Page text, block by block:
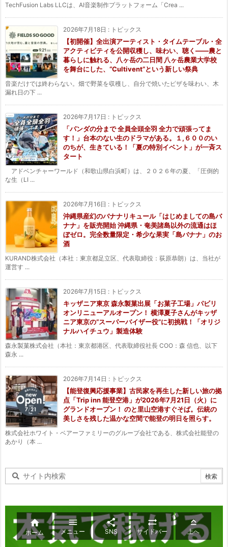
TechFusion Labs LLCは、AI音楽制作プラットフォーム「Crea ...
2026年7月18日 : トピックス
【初開催】全出演アーティスト・タイムテーブル・全
アクティビティを公開収穫し、味わい、聴く——農と
暮らしに触れる、八ヶ岳の二日間 八ヶ岳農業大学校
を舞台にした、“Cultivent”という新しい祭典
音楽だけでは終わらない。畑で野菜を収穫し、自分で焼いたピザを味わい、木
漏れ日の下 ...
2026年7月17日 : トピックス
「パンダの分まで 全員全頭全羽 全力で頑張ってま
す！」台本のない生のドラマがある。１,６００のい
のちが、生きている！「夏の特別イベント」が一斉ス
タート
アドベンチャーワールド（和歌山県白浜町）は、２０２６年の夏、「圧倒的
な生（LI ...
2026年7月16日 : トピックス
沖縄県産幻のバナナリキュール「はじめましての島バ
ナナ」を販売開始 沖縄県・奄美諸島以外の流通はほ
ぼゼロ。完全数量限定・希少な果実「島バナナ」のお
酒
KURAND株式会社（本社：東京都足立区、代表取締役：荻原恭朗）は、当社が
運営す ...
2026年7月15日 : トピックス
キッザニア東京 森永製菓出展「お菓子工場」パビリ
オンリニューアルオープン！ 横澤夏子さんがキッザ
ニア東京の“スーパーバイザー役”に初挑戦！「オリジ
ナルハイチュウ」製造体験
森永製菓株式会社（本社：東京都港区、代表取締役社長 COO：森 信也、以下
森永 ...
2026年7月14日 : トピックス
【能登復興応援事業】古民家を再生した新しい旅の拠
点「Trip inn 能登空港」が2026年7月21日（火）に
グランドオープン！ のと里山空港すぐそば。伝統の
美しさを残した温かな空間で能登の明日を照らす。
株式会社ホワイト・ベアーファミリーのグループ会社である、株式会社能登の
あかり（本 ...

ホーム

メニュー

SNS

サイドバー

上へ